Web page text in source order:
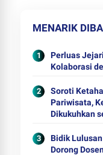
MENARIK
Perluas
Kolaborasi
Soroti
Pariwisata,
Dikukuhkan
Bidik
Dorong